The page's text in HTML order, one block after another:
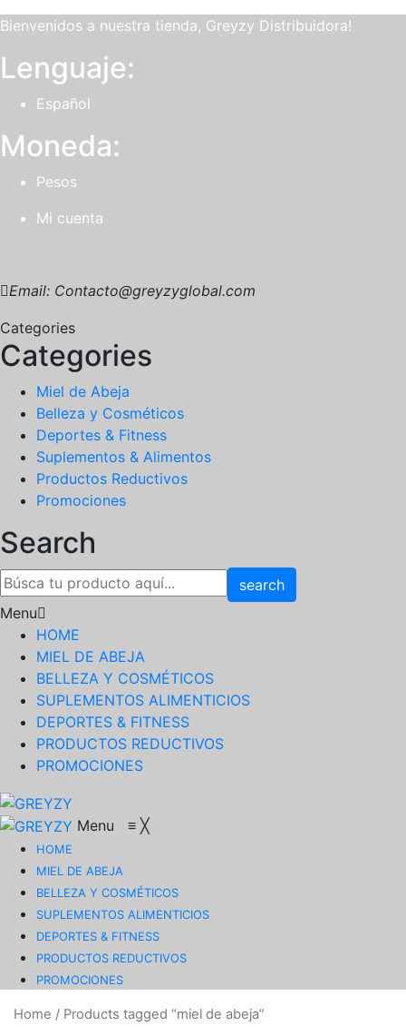
Bienvenidos a nuestra tienda, Greyzy Distribuidora!
Lenguaje:
Español
Moneda:
Pesos
Mi cuenta
Email: Contacto@greyzyglobal.com
Categories
Categories
Miel de Abeja
Belleza y Cosméticos
Deportes & Fitness
Suplementos & Alimentos
Productos Reductivos
Promociones
Search
search
Menu
HOME
MIEL DE ABEJA
BELLEZA Y COSMÉTICOS
SUPLEMENTOS ALIMENTICIOS
DEPORTES & FITNESS
PRODUCTOS REDUCTIVOS
PROMOCIONES
Menu ≡ ╳
HOME
MIEL DE ABEJA
BELLEZA Y COSMÉTICOS
SUPLEMENTOS ALIMENTICIOS
DEPORTES & FITNESS
PRODUCTOS REDUCTIVOS
PROMOCIONES
Home / Products tagged “miel de abeja”